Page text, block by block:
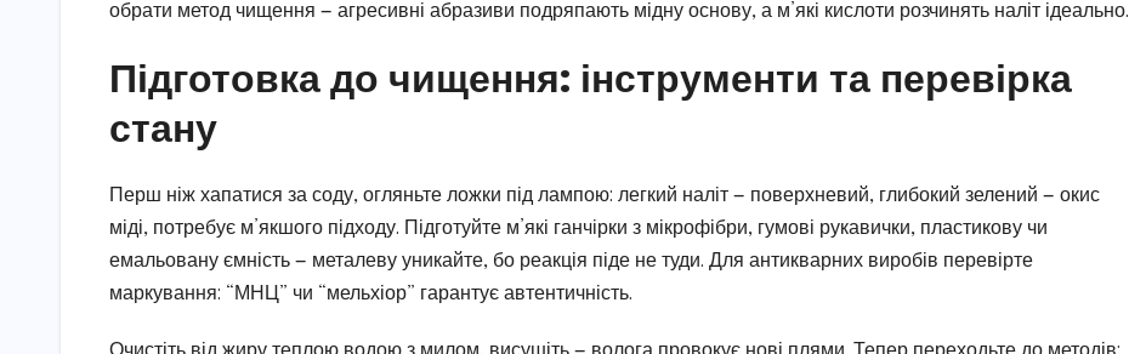
обрати метод чищення — агресивні абразиви подряпають мідну основу, а м’які кислоти розчинять наліт ідеально.
Підготовка до чищення: інструменти та перевірка
стану
Перш ніж хапатися за соду, огляньте ложки під лампою: легкий наліт — поверхневий, глибокий зелений — окис
міді, потребує м’якшого підходу. Підготуйте м’які ганчірки з мікрофібри, гумові рукавички, пластикову чи
емальовану ємність — металеву уникайте, бо реакція піде не туди. Для антикварних виробів перевірте
маркування: “МНЦ” чи “мельхіор” гарантує автентичність.